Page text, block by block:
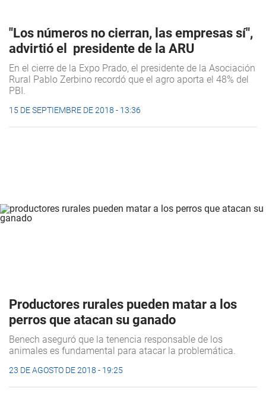
"Los números no cierran, las empresas sí",
advirtió el presidente de la ARU
En el cierre de la Expo Prado, el presidente de la Asociación
Rural Pablo Zerbino recordó que el agro aporta el 48% del
PBI.
15 DE SEPTIEMBRE DE 2018 - 13:36
Productores rurales pueden matar a los
perros que atacan su ganado
Benech aseguró que la tenencia responsable de los
animales es fundamental para atacar la problemática.
23 DE AGOSTO DE 2018 - 19:25